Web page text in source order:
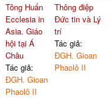
Tông Huấn
Ecclesia in
Asia. Giáo
hội tại Á
Châu
Tác giả:
ĐGH. Gioan
Phaolô II
Thông điệp
Đức tin và Lý
trí
Tác giả:
ĐGH. Gioan
Phaolô II